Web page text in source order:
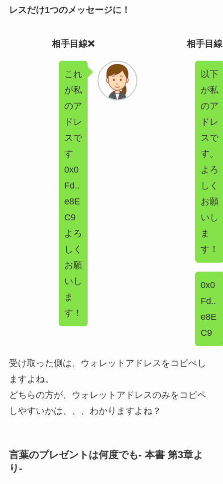
レスだけ1つのメッセージに！
相手目線❌
これ
が私
のア
ドレ
スで
す
0x0
Fd..
e8E
C9
よろ
しく
お願
いし
ま
す！
相手目
以下
が私
のア
ドレ
スで
す。
よろ
しく
お願
いし
ま
す！
0x0
Fd..
e8E
C9
受け取った側は、ウォレットアドレスをコピぺし
ますよね。
どちらの方が、ウォレットアドレスのみをコピペ
しやすいかは、、、わかりますよね？
言葉のプレゼントは何度でも- 本書 第3章よ
り-